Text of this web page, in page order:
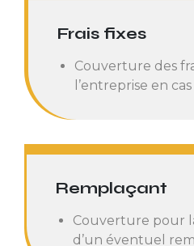
Frais fixes
Couverture des
l’entreprise en
Remplaçant
Couverture pour
d’un éventuel